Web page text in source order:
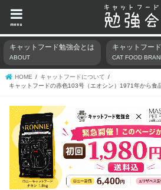
menu
キャットフード勉強会とは
ABOUT
キャットフー
CAT FOOD
HOME
キャットフードについて
キャットフードの赤色103号（エオシン）1971年から食